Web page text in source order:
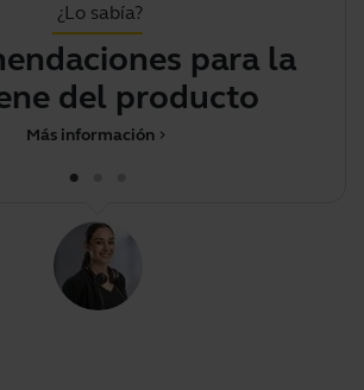
¿Lo sabía?
para la
del producto
chevron_right
Más información